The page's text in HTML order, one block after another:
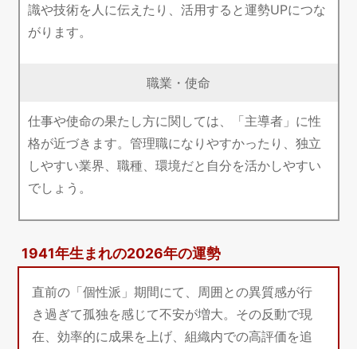
識や技術を人に伝えたり、活用すると運勢UPにつな
がります。
職業・使命
仕事や使命の果たし方に関しては、「主導者」に性
格が近づきます。管理職になりやすかったり、独立
しやすい業界、職種、環境だと自分を活かしやすい
でしょう。
1941年生まれの2026年の運勢
直前の「個性派」期間にて、周囲との異質感が行
き過ぎて孤独を感じて不安が増大。その反動で現
在、効率的に成果を上げ、組織内での高評価を追